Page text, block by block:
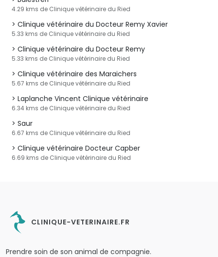
4.29 kms de Clinique vétérinaire du Ried
Clinique vétérinaire du Docteur Remy Xavier
5.33 kms de Clinique vétérinaire du Ried
Clinique vétérinaire du Docteur Remy
5.33 kms de Clinique vétérinaire du Ried
Clinique vétérinaire des Maraichers
5.67 kms de Clinique vétérinaire du Ried
Laplanche Vincent Clinique vétérinaire
6.34 kms de Clinique vétérinaire du Ried
Saur
6.67 kms de Clinique vétérinaire du Ried
Clinique vétérinaire Docteur Capber
6.69 kms de Clinique vétérinaire du Ried
CLINIQUE-VETERINAIRE.FR
Prendre soin de son animal de compagnie.